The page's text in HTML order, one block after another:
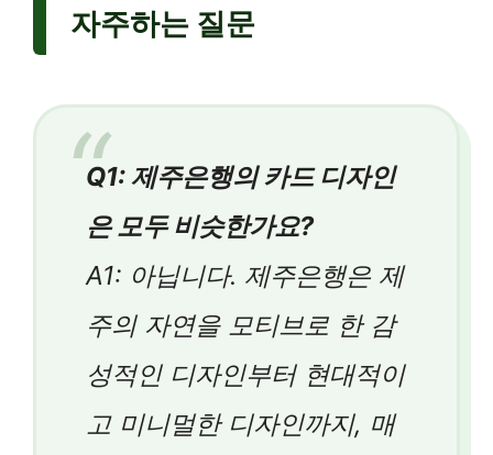
자주하는 질문
Q1: 제주은행의 카드 디자인
은 모두 비슷한가요?
A1: 아닙니다. 제주은행은 제
주의 자연을 모티브로 한 감
성적인 디자인부터 현대적이
고 미니멀한 디자인까지, 매